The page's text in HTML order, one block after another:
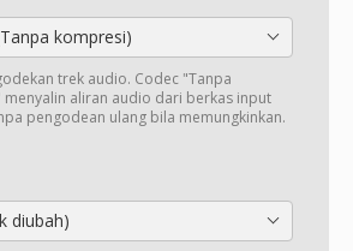
kompresi)
trek audio. Codec "Tanpa
aliran audio dari berkas input
pengodean ulang bila memungkinkan.
diubah)